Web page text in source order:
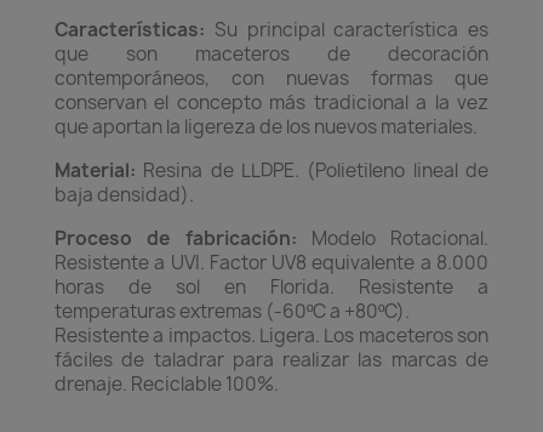
Características: Su principal característica es
que son maceteros de decoración
contemporáneos, con nuevas formas que
conservan el concepto más tradicional a la vez
que aportan la ligereza de los nuevos materiales.
Material: Resina de LLDPE. (Polietileno lineal de
baja densidad).
Proceso de fabricación: Modelo Rotacional.
Resistente a UVI. Factor UV8 equivalente a 8.000
horas de sol en Florida. Resistente a
temperaturas extremas (-60ºC a +80ºC).
Resistente a impactos. Ligera. Los maceteros son
fáciles de taladrar para realizar las marcas de
drenaje. Reciclable 100%.